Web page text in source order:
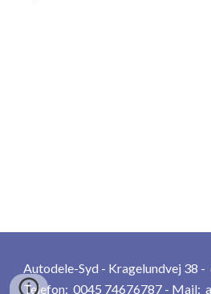
Autodele-Syd - Kragelundvej 38 -
Telefon:  0045 74676787 - Mail: